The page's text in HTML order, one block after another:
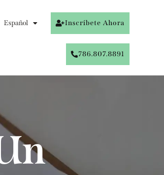
Español Inscríbete Ahora
786.807.8891